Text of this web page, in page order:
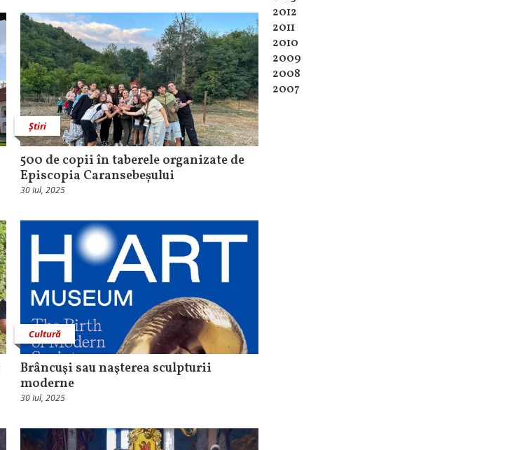
Știri
500 de copii în taberele organizate de
Episcopia Caransebeșului
30 Iul, 2025
Cultură
Brâncuşi sau naşterea sculpturii
moderne
30 Iul, 2025
2012
2011
2010
2009
2008
2007